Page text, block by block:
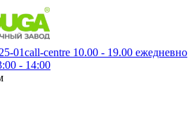
01call-centre 10.00 - 19.00 ежедневно
- 14:00